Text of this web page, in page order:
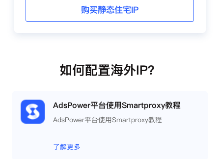
购买静态住宅IP
如何配置海外IP？
AdsPower平台使用Smartproxy教程
AdsPower平台使用Smartproxy教程
了解更多